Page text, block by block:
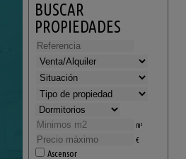
BUSCAR
PROPIEDADES
m²
€
Ascensor